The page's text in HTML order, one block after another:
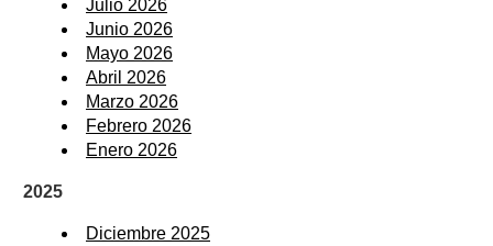
Julio 2026
Junio 2026
Mayo 2026
Abril 2026
Marzo 2026
Febrero 2026
Enero 2026
2025
Diciembre 2025